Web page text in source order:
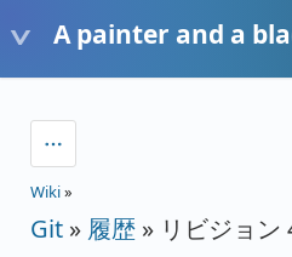
A painter and a
Wiki»
Git » 履歴 » リビジョン